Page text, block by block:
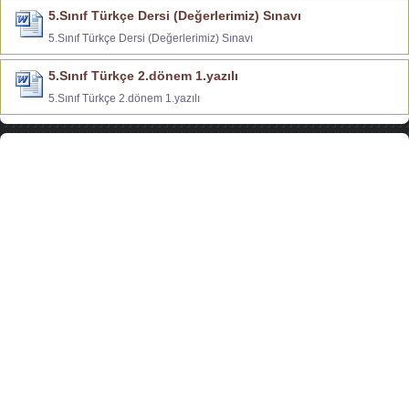
5.Sınıf Türkçe Dersi (Değerlerimiz) Sınavı
5.Sınıf Türkçe Dersi (Değerlerimiz) Sınavı
5.Sınıf Türkçe 2.dönem 1.yazılı
5.Sınıf Türkçe 2.dönem 1.yazılı